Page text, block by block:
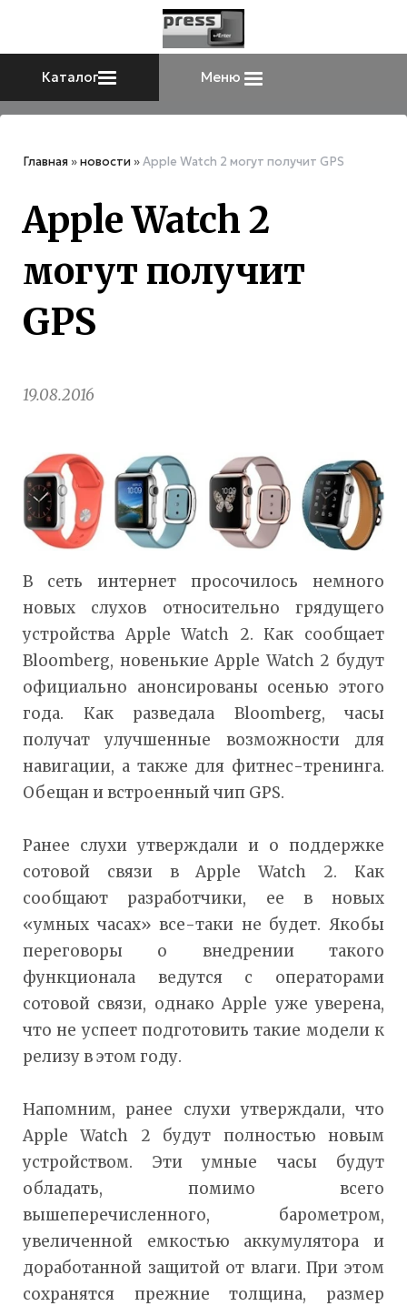
Каталог Меню
Главная »новости »Apple Watch 2 могут получит GPS
Apple Watch 2
могут получит
GPS
19.08.2016
В сеть интернет просочилось немного
новых слухов относительно грядущего
устройства Apple Watch 2. Как сообщает
Bloomberg, новенькие Apple Watch 2 будут
официально анонсированы осенью этого
года. Как разведала Bloomberg, часы
получат улучшенные возможности для
навигации, а также для фитнес-тренинга.
Обещан и встроенный чип GPS.
Ранее слухи утверждали и о поддержке
сотовой связи в Apple Watch 2. Как
сообщают разработчики, ее в новых
«умных часах» все-таки не будет. Якобы
переговоры о внедрении такого
функционала ведутся с операторами
сотовой связи, однако Apple уже уверена,
что не успеет подготовить такие модели к
релизу в этом году.
Напомним, ранее слухи утверждали, что
Apple Watch 2 будут полностью новым
устройством. Эти умные часы будут
обладать, помимо всего
вышеперечисленного, барометром,
увеличенной емкостью аккумулятора и
доработанной защитой от влаги. При этом
сохранятся прежние толщина, размер